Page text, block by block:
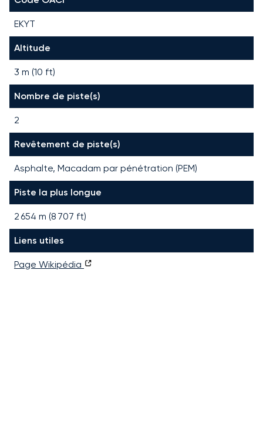
EKYT
Altitude
3 m (10 ft)
Nombre de piste(s)
2
Revêtement de piste(s)
Asphalte, Macadam par pénétration (PEM)
Piste la plus longue
2 654 m (8 707 ft)
Liens utiles
Page Wikipédia